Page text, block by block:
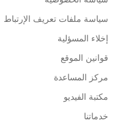
سياسة ملفات تعريف الإرتباط
إخلاء المسؤلية
قوانين الموقع
مركز المساعدة
مكتبة الفيديو
خدماتنا